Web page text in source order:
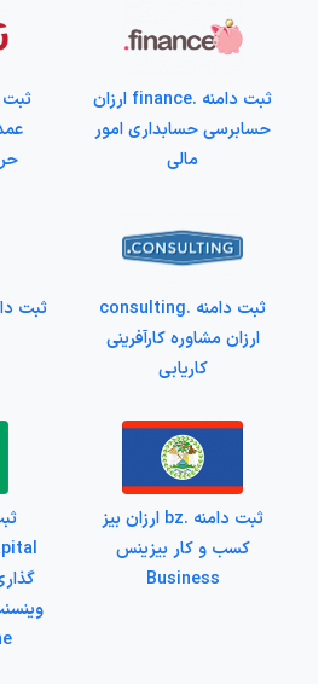
ثبت دامنه .finance ارزان
حسابرسی حسابداری امور
مالی
ثبت دامنه .consulting
ارزان مشاوره کارآفرینی
کاریابی
ثبت دامنه .bz ارزان بیز
کسب و کار بیزینس
Business